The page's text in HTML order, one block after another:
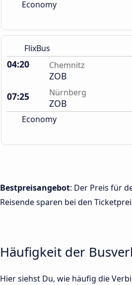
Economy
FlixBus
04:20 Chemnitz
ZOB
07:25
Nürnberg
ZOB
Economy
Bestpreisangebot: Der Preis für
Reisende sparen bei den
Häufigkeit der
Hier siehst Du, wie häufig die